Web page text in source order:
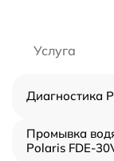
Услуга
Диагностика
Промывка
Polaris FDE-